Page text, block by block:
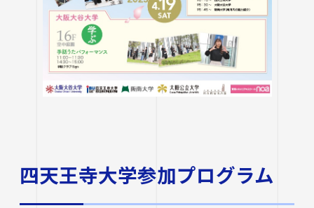
学内で地震が発生したら
知的・人的資源の公開（講師派遣）
生涯学習・公開講座
公開シンポジウム
その他の公開講座
四天王寺大学参加プログラム